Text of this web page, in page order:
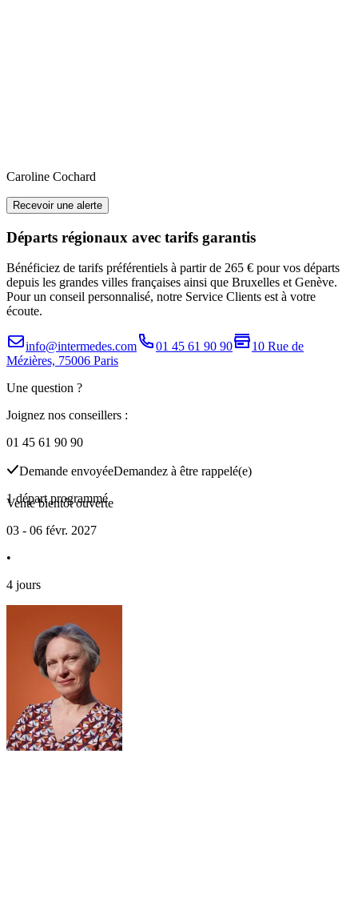
Caroline Cochard
Recevoir une alerte
Départs régionaux avec tarifs garantis
Bénéficiez de tarifs préférentiels à partir de 265 € pour vos départs
depuis les grandes villes françaises ainsi que Bruxelles et Genève.
Pour un conseil personnalisé, notre Service Clients est à votre
écoute.
info@intermedes.com 01 45 61 90 90
10 Rue de
Mézières, 75006 Paris
Une question ?
Joignez nos conseillers :
01 45 61 90 90
Demande envoyéeDemandez à être rappelé(e)
1 départ programmé
Vente bientôt ouverte
03 - 06 févr. 2027
•
4 jours